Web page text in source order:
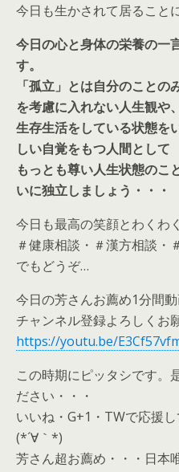
今日も生かされて居ること
今日の心と身体の栄養の一
す。
「孤立」とは自分のこと
を考慮に入れない人生観や、
生存生活をしている状態を
しい自覚をもつ人間として
もっとも尊い人生状態のこ
いに独立しましょう・・・
今日も最高の笑顔とわくわ
＃健康相談・＃漢方相談・
でもどうぞ…
今日の芳さんお薦め1分間
チャンネル登録よろしくお
https://youtu.be/
この時期にピッタシです。
ださい・・・
いいね・G+1・TWで応援
(*´∀｀*)
芳さん超お薦め・・・日本